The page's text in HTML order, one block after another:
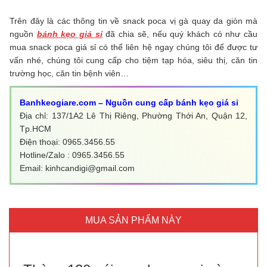
Trên đây là các thông tin về snack poca vị gà quay da giòn mà
nguồn bánh kẹo giá sỉđã chia sẽ, nếu quý khách có như cầu
mua snack poca giá sỉ có thể liên hệ ngay chúng tôi để được tư
vấn nhé, chúng tôi cung cấp cho tiệm tạp hóa, siêu thị, căn tin
trường học, căn tin bệnh viên…
Banhkeogiare.com – Nguồn cung cấp bánh kẹo giá sỉ
Địa chỉ: 137/1A2 Lê Thị Riêng, Phường Thới An, Quận 12,
Tp.HCM
Điện thoại: 0965.3456.55
Hotline/Zalo : 0965.3456.55
Email: kinhcandigi@gmail.com
MUA SẢN PHẨM NÀY